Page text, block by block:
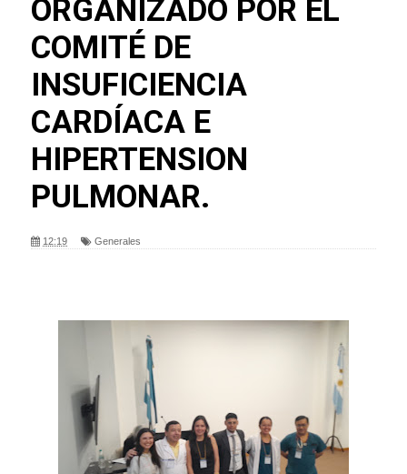
ORGANIZADO POR EL
COMITÉ DE
INSUFICIENCIA
CARDÍACA E
HIPERTENSION
PULMONAR.
12:19 Generales